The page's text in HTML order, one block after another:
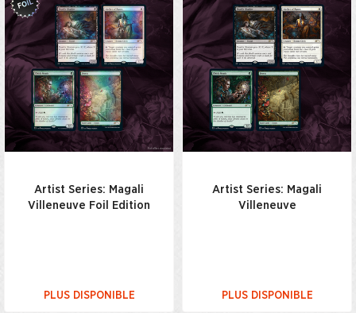
Artist Series: Magali
Villeneuve Foil Edition
PLUS DISPONIBLE
Artist Series: Magali
Villeneuve
PLUS DISPONIBLE